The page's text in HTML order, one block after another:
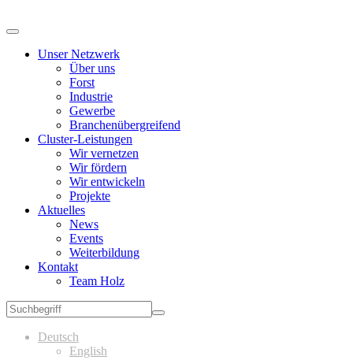
Unser Netzwerk
Über uns
Forst
Industrie
Gewerbe
Branchenübergreifend
Cluster-Leistungen
Wir vernetzen
Wir fördern
Wir entwickeln
Projekte
Aktuelles
News
Events
Weiterbildung
Kontakt
Team Holz
Deutsch
English